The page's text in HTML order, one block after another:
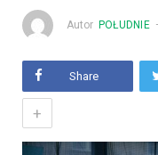
Autor POŁUDNIE
Share
+